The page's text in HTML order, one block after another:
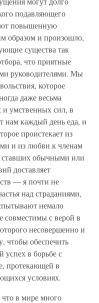
подавляющего
повышенную
образом и произошло,
существа так
что приятные
руководителями. Мы
которое
даже весьма
умственных сил, в
нам каждый день еда, и
проистекает из
и из любви к членам
ставших обычными или
доставляет
— я почти не
над страданиями,
немало
совместимы с верой в
несовершенно и
чтобы обеспечить
в борьбе с
протекающей в
условиях.
что в мире много